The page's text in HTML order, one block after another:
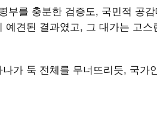
부를 충분한 검증도, 국민적 공
견된 결과였고, 그 대가는 고스
가 둑 전체를 무너뜨리듯, 국가